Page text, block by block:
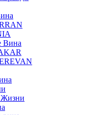
Вина
Жизни